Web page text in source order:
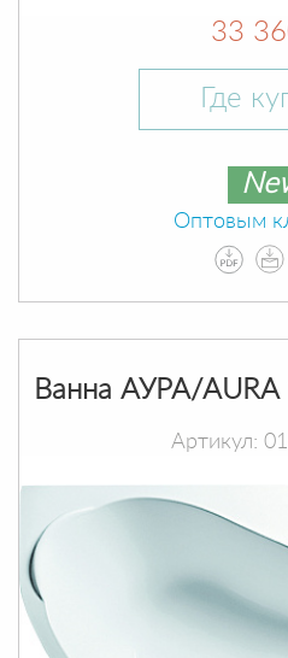
33
Где
Оптовым
Ванна АУРА/
Артикул: